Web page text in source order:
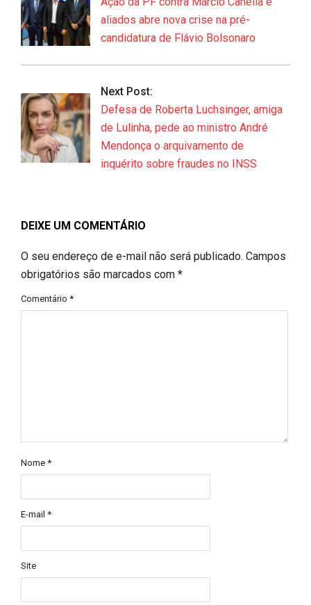
aliados abre nova crise na pré-
candidatura de Flávio Bolsonaro
Next Post:
Defesa de Roberta Luchsinger, amiga
de Lulinha, pede ao ministro André
Mendonça o arquivamento de
inquérito sobre fraudes no INSS
DEIXE UM COMENTÁRIO
O seu endereço de e-mail não será publicado. Campos
obrigatórios são marcados com *
Comentário *
Nome *
E-mail *
Site